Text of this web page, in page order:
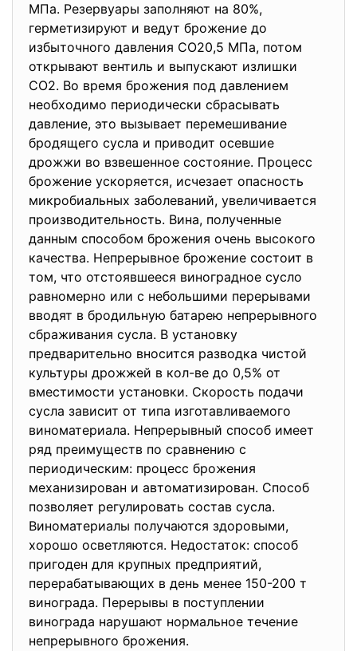
МПа. Резервуары заполняют на 80%,
герметизируют и ведут брожение до
избыточного давления СО20,5 МПа, потом
открывают вентиль и выпускают излишки
СО2. Во время брожения под давлением
необходимо периодически сбрасывать
давление, это вызывает перемешивание
бродящего сусла и приводит осевшие
дрожжи во взвешенное состояние. Процесс
брожение ускоряется, исчезает опасность
микробиальных заболеваний, увеличивается
производительность. Вина, полученные
данным способом брожения очень высокого
качества. Непрерывное брожение состоит в
том, что отстоявшееся виноградное сусло
равномерно или с небольшими перерывами
вводят в бродильную батарею непрерывного
сбраживания сусла. В установку
предварительно вносится разводка чистой
культуры дрожжей в кол-ве до 0,5% от
вместимости установки. Скорость подачи
сусла зависит от типа изготавливаемого
виноматериала. Непрерывный способ имеет
ряд преимуществ по сравнению с
периодическим: процесс брожения
механизирован и автоматизирован. Способ
позволяет регулировать состав сусла.
Виноматериалы получаются здоровыми,
хорошо осветляются. Недостаток: способ
пригоден для крупных предприятий,
перерабатывающих в день менее 150-200 т
винограда. Перерывы в поступлении
винограда нарушают нормальное течение
непрерывного брожения.